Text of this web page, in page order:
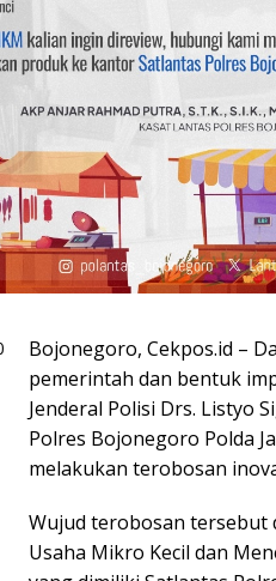
Bojonegoro, Cekpos.id –
pemerintah dan bentuk
Jenderal Polisi Drs. Listyo
Polres Bojonegoro Polda
melakukan terobosan
Wujud terobosan tersebut
Usaha Mikro Kecil dan